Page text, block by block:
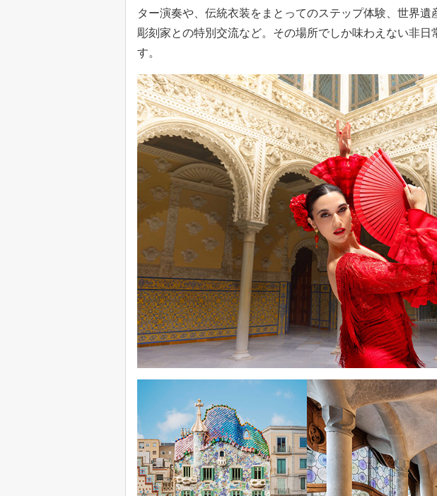
ター演奏や、伝統衣装をまとってのステップ体験、世界遺
彫刻家との特別交流など。その場所でしか味わえない非日
す。